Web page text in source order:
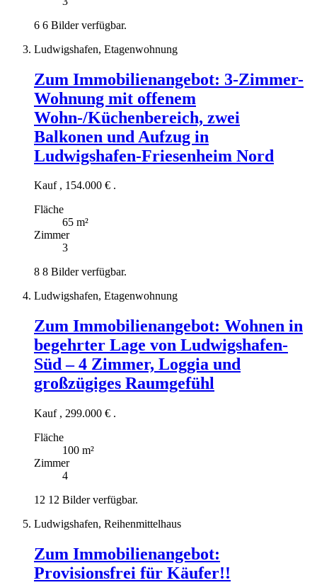
6 6 Bilder verfügbar.
Ludwigshafen, Etagenwohnung
Zum Immobilienangebot: 3-Zimmer-
Wohnung mit offenem
Wohn-/Küchenbereich, zwei
Balkonen und Aufzug in
Ludwigshafen-Friesenheim Nord
Kauf , 154.000 € .
Fläche
65 m²
Zimmer
3
8 8 Bilder verfügbar.
Ludwigshafen, Etagenwohnung
Zum Immobilienangebot: Wohnen in
begehrter Lage von Ludwigshafen-
Süd – 4 Zimmer, Loggia und
großzügiges Raumgefühl
Kauf , 299.000 € .
Fläche
100 m²
Zimmer
4
12 12 Bilder verfügbar.
Ludwigshafen, Reihenmittelhaus
Zum Immobilienangebot:
Provisionsfrei für Käufer!!